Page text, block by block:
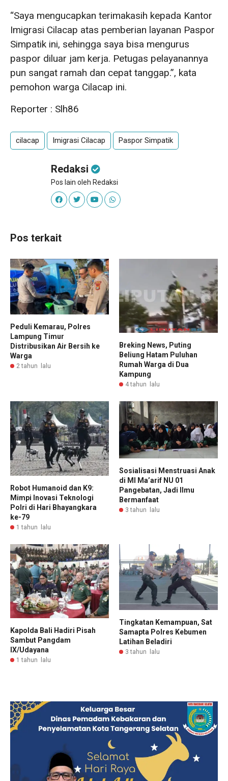
“Saya mengucapkan terimakasih kepada Kantor
Imigrasi Cilacap atas pemberian layanan Paspor
Simpatik ini, sehingga saya bisa mengurus
paspor diluar jam kerja. Petugas pelayanannya
pun sangat ramah dan cepat tanggap.”, kata
pemohon warga Cilacap ini.
Reporter : Slh86
cilacap Imigrasi Cilacap Paspor Simpatik
Redaksi
Pos lain oleh Redaksi
Pos terkait
Peduli Kemarau, Polres
Lampung Timur
Distribusikan Air Bersih ke
Warga
2 tahun lalu
Breking News, Puting
Beliung Hatam Puluhan
Rumah Warga di Dua
Kampung
4 tahun lalu
Robot Humanoid dan K9:
Mimpi Inovasi Teknologi
Polri di Hari Bhayangkara
ke-79
1 tahun lalu
Sosialisasi Menstruasi Anak
di MI Ma’arif NU 01
Pangebatan, Jadi Ilmu
Bermanfaat
3 tahun lalu
Kapolda Bali Hadiri Pisah
Sambut Pangdam
IX/Udayana
1 tahun lalu
Tingkatan Kemampuan, Sat
Samapta Polres Kebumen
Latihan Beladiri
3 tahun lalu